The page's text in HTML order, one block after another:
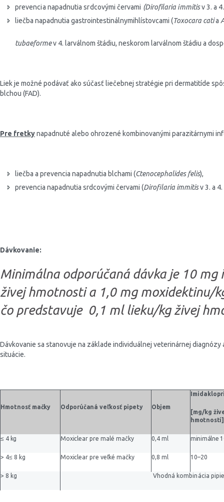
prevencia napadnutia srdcovými červami (Dirofilaria immitisv 3. a
liečba napadnutia gastrointestinálnymihlístovcami (Toxocara catia
tubaeformev 4. larválnom štádiu, neskorom larválnom štádiu a
Liek je možné podávať ako súčasť liečebnej stratégie pri dermatitíde
blchou (FAD).
Pre fretkynapadnuté alebo ohrozené kombinovanými parazitárnymi
liečba a prevencia napadnutia blchami (Ctenocephalides felis),
prevencia napadnutia srdcovými červami (Dirofilaria immitisv 3. a
Dávkovanie:
Minimálna odporúčaná dávka je 10
živej hmotnosti a 1,0 mg moxidektinu/
čo predstavuje 0,1 ml lieku/kg živej
Dávkovanie sa stanovuje na základe individuálnej veterinárnej
situácie.
Hmotnosť mačky Odporúčaná veľkosť pipety Objem
[mg/kg
hmotnosti]
≤ 4 kg Moxiclearpre malé mačky 0,4 ml minimálne
> 4≤ 8 kg Moxiclearpre veľké mačky 0,8 ml 10–20
> 8 kg Vhodná kombinácia